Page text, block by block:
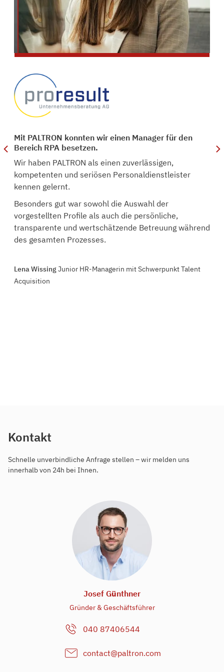
Mit PALTRON konnten wir einen Manager für den
Bereich RPA besetzen.
Wir haben PALTRON als einen zuverlässigen,
kompetenten und seriösen Personaldienstleister
kennen gelernt.
Besonders gut war sowohl die Auswahl der
vorgestellten Profile als auch die persönliche,
transparente und wertschätzende Betreuung während
des gesamten Prozesses.
Lena WissingJunior HR-Managerin mit Schwerpunkt Talent
Acquisition
Kontakt
Schnelle unverbindliche Anfrage stellen – wir melden uns
innerhalb von 24h bei Ihnen.
Josef Günthner
Gründer & Geschäftsführer
040 87406544
contact@paltron.com